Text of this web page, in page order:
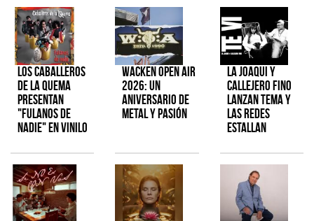
Los Caballeros
de la Quema
presentan
"Fulanos de
Nadie" en vinilo
Wacken Open Air
2026: Un
aniversario de
metal y pasión
La Joaqui y
Callejero Fino
lanzan tema y
las redes
estallan